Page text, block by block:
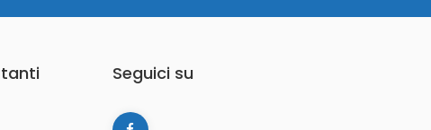
Seguici su